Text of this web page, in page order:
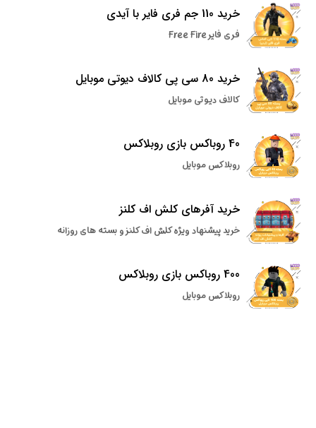
خرید 110 جم فری فایر با آیدی
فری فایر Free Fire
خرید 80 سی پی کالاف دیوتی موبایل
کالاف دیوتی موبایل
40 روباکس بازی روبلاکس
روبلاکس موبایل
خرید آفرهای کلش اف کلنز
خرید پیشنهاد ویژه کلش اف کلنز و بسته های روزانه
400 روباکس بازی روبلاکس
روبلاکس موبایل